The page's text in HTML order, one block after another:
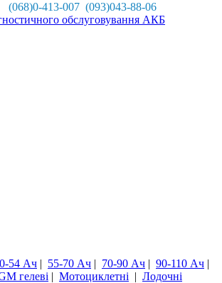
(068)0-413-007 (093)043-88-06
обслуговування АКБ
54 Ач | 55-70 Ач | 70-90 Ач | 90-110 Ач |
гелеві | Мотоциклетні | Лодочні